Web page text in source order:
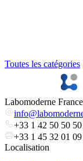
Toutes les catégories
Labomoderne France
+33 1 42 50 50 50
+33 1 45 32 01 09
Localisation